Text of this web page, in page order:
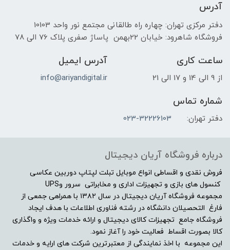
آدرس
دفتر مرکزی تهران: چهاره راه طالقانی مجتمع نور واحد 10103
فروشگاه شاهرود: خیابان 22بهمن پاساژ صفری پلاک 76 الی 78
ساعت کاری
از 9 الی 14 و 17 الی 21
آدرس ایمیل
info@ariyandigital.ir
شماره تماس
دفتر تهران: 023-32226103
درباره فروشگاه آریان دیجیتال
فروش نقدی و اقساطی انواع موبایل تبلت لپتاپ دوربین عکاسی
کنسول های بازی و تجهیزات اداری و مخابراتی سرور وUPS
مجموعه فروشگاه آریان دیجیتال در سال ۱۳۸۲ با همراهی جمعی از
فارغ التحصیلان دانشگاه در رشته فناوری اطلاعات با هدف ایجاد
فروشگاه جامع تجهیزات کالای دیجیتال و ارائه خدمات ویژه و واگذاری
کالا بصورت اقساط فعالیت خود را آغاز نمود.
این مجموعه با اخذ نمایندگی از معتبرترین شرکت های ارایه و خدمات